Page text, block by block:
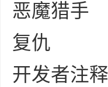
恶魔猎手
复仇
开发者注